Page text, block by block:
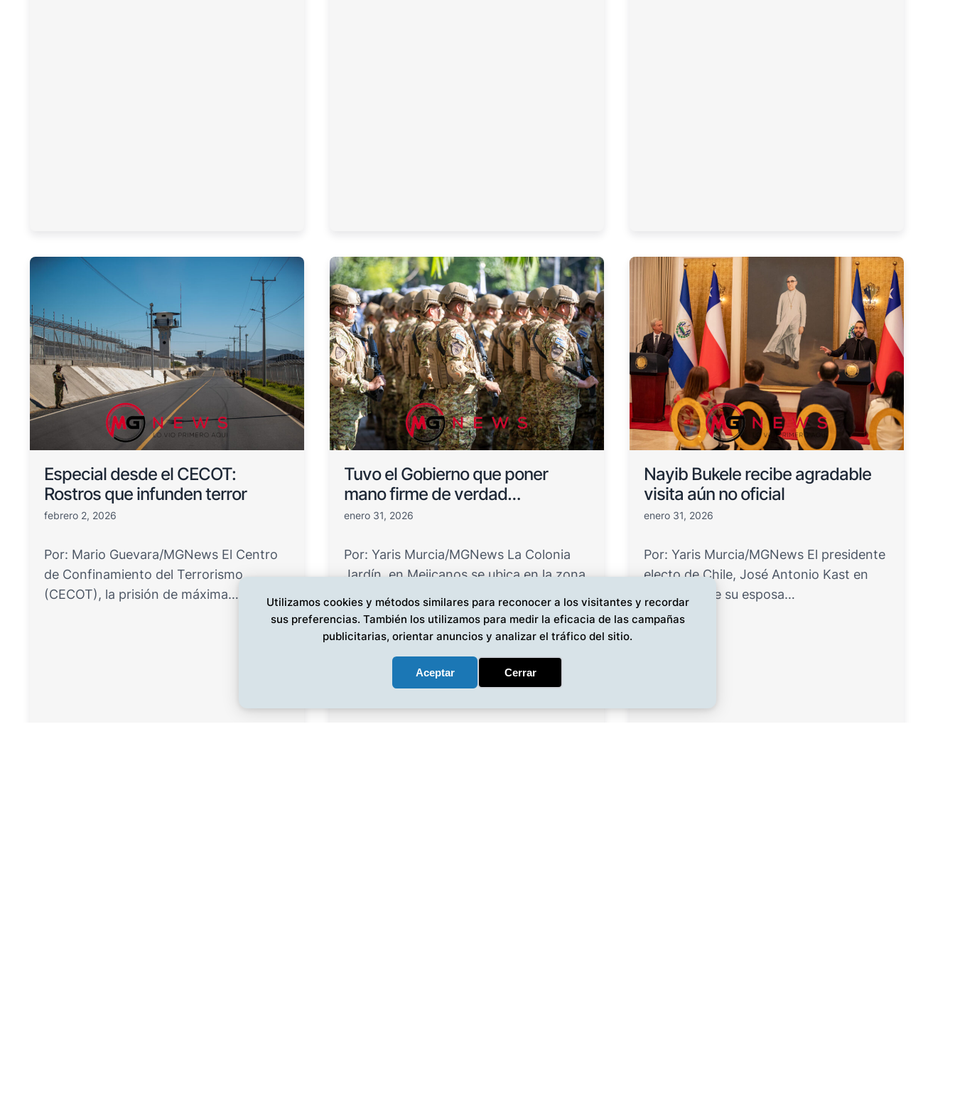
Especial desde el CECOT:
Rostros que infunden terror
febrero 2, 2026
Por: Mario Guevara/MGNews El Centro
de Confinamiento del Terrorismo
(CECOT), la prisión de máxima…
Tuvo el Gobierno que poner
mano firme de verdad…
enero 31, 2026
Por: Yaris Murcia/MGNews La Colonia
Jardín, en Mejicanos se ubica en la zona
metropolitana de la c…
Nayib Bukele recibe agradable
visita aún no oficial
enero 31, 2026
Por: Yaris Murcia/MGNews El presidente
electo de Chile, José Antonio Kast en
compañía de su esposa…
Utilizamos cookies y métodos similares para reconocer a los visitantes y recordar
sus preferencias. También los utilizamos para medir la eficacia de las campañas
publicitarias, orientar anuncios y analizar el tráfico del sitio.
Aceptar Cerrar